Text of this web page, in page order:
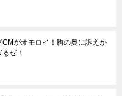
がオモロイ！胸の奥に訴えか
ゼ！